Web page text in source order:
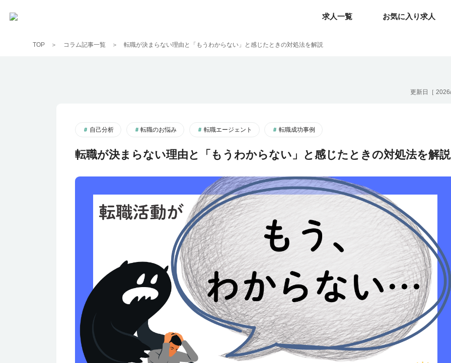
求人一覧 お気に入り求人
求人一覧 お気に入り求人
TOP コラム記事一覧 転職が決まらない理由と「もうわからない」と感じたときの対処法を解説
更新日［
自己分析 転職のお悩み 転職エージェント 転職成功事例
転職が決まらない理由と「もうわからない」と感じたときの対処法を解説